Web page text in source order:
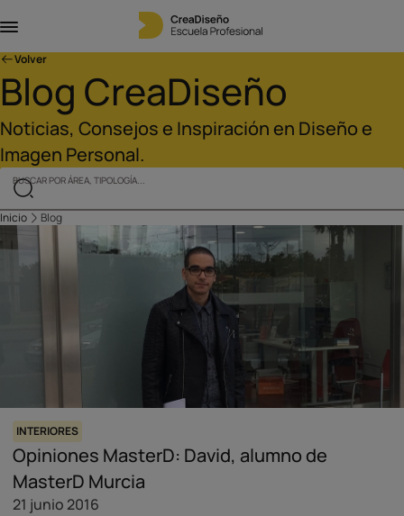
Volver
Blog CreaDiseño
Noticias, Consejos e Inspiración en Diseño e
Imagen Personal.
BUSCAR POR ÁREA, TIPOLOGÍA...
Inicio Blog
INTERIORES
Opiniones MasterD: David, alumno de
MasterD Murcia
21 junio 2016